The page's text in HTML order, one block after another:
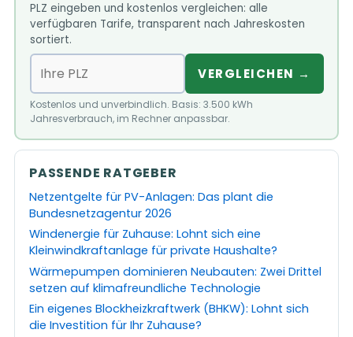
PLZ eingeben und kostenlos vergleichen: alle
verfügbaren Tarife, transparent nach Jahreskosten
sortiert.
VERGLEICHEN →
Kostenlos und unverbindlich. Basis: 3.500 kWh
Jahresverbrauch, im Rechner anpassbar.
PASSENDE RATGEBER
Netzentgelte für PV-Anlagen: Das plant die
Bundesnetzagentur 2026
Windenergie für Zuhause: Lohnt sich eine
Kleinwindkraftanlage für private Haushalte?
Wärmepumpen dominieren Neubauten: Zwei Drittel
setzen auf klimafreundliche Technologie
Ein eigenes Blockheizkraftwerk (BHKW): Lohnt sich
die Investition für Ihr Zuhause?